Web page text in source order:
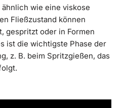
wie eine viskose
Fließzustand können
gespritzt oder in Formen
ist die wichtigste Phase der
z. B. beim Spritzgießen, das